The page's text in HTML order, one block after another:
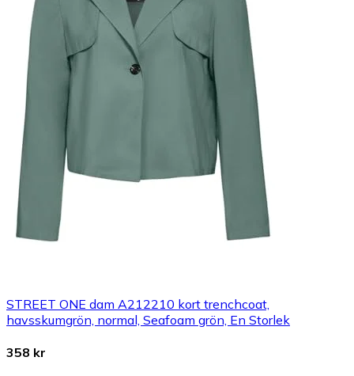
STREET ONE dam A212210 kort trenchcoat,
havsskumgrön, normal, Seafoam grön, En Storlek
358 kr